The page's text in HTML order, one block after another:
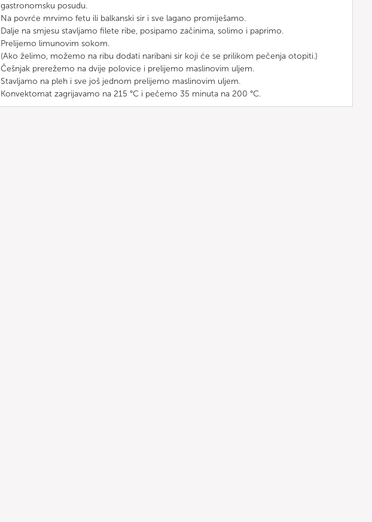
gastronomsku posudu.
Na povrće mrvimo fetu ili balkanski sir i sve lagano promiješamo.
Dalje na smjesu stavljamo filete ribe, posipamo začinima, solimo i paprimo.
Prelijemo limunovim sokom.
(Ako želimo, možemo na ribu dodati naribani sir koji će se prilikom pečenja otopiti.)
Češnjak prerežemo na dvije polovice i prelijemo maslinovim uljem.
Stavljamo na pleh i sve još jednom prelijemo maslinovim uljem.
Konvektomat zagrijavamo na 215 °C i pečemo 35 minuta na 200 °C.